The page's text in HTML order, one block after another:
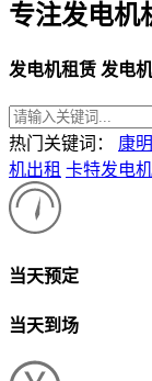
专注发电机
发电机租赁 发电
热门关键词： 康
机出租 卡特发电
当天预定
当天到场